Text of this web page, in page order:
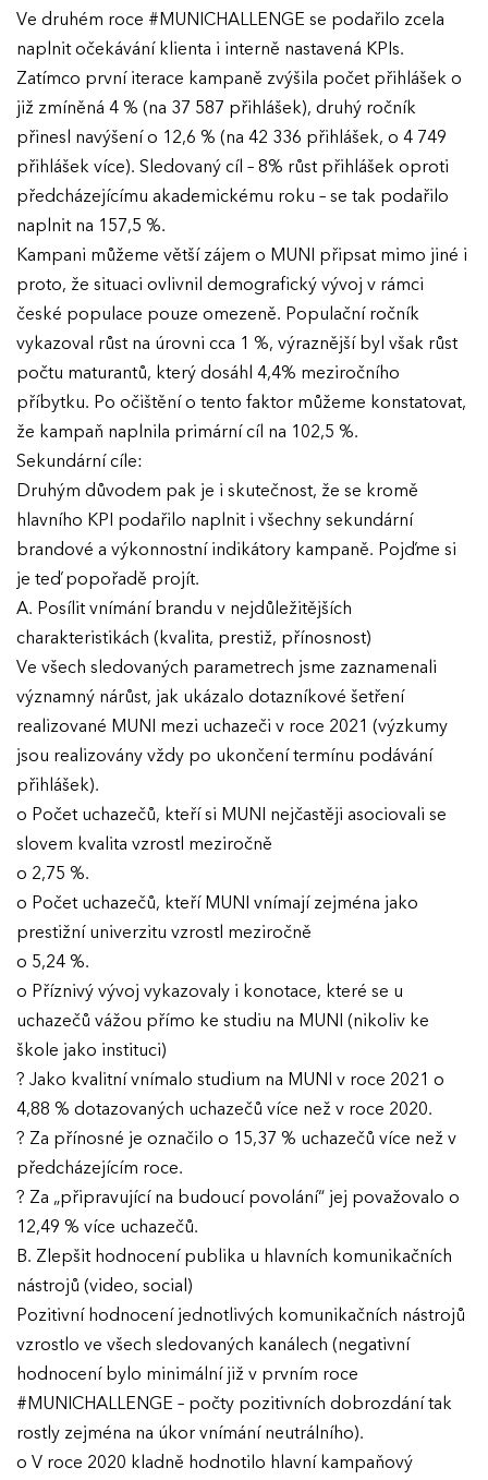
VÝSLEDKY
Ročník 2025
Ročník 2024
Ročník 2023
Ročník 2020
Ročník 2018
Ročník 2017
GALERIE
KONTAKTY
Ve druhém roce #MUNICHALLENGE se podařilo zcela
naplnit očekávání klienta i interně nastavená KPIs.
Zatímco první iterace kampaně zvýšila počet přihlášek o
již zmíněná 4 % (na 37 587 přihlášek), druhý ročník
přinesl navýšení o 12,6 % (na 42 336 přihlášek, o 4 749
přihlášek více). Sledovaný cíl – 8% růst přihlášek oproti
předcházejícímu akademickému roku – se tak podařilo
naplnit na 157,5 %.
Kampani můžeme větší zájem o MUNI připsat mimo jiné i
proto, že situaci ovlivnil demografický vývoj v rámci
české populace pouze omezeně. Populační ročník
vykazoval růst na úrovni cca 1 %, výraznější byl však růst
počtu maturantů, který dosáhl 4,4% meziročního
příbytku. Po očištění o tento faktor můžeme konstatovat,
že kampaň naplnila primární cíl na 102,5 %.
Sekundární cíle:
Druhým důvodem pak je i skutečnost, že se kromě
hlavního KPI podařilo naplnit i všechny sekundární
brandové a výkonnostní indikátory kampaně. Pojďme si
je teď popořadě projít.
A. Posílit vnímání brandu v nejdůležitějších
charakteristikách (kvalita, prestiž, přínosnost)
Ve všech sledovaných parametrech jsme zaznamenali
významný nárůst, jak ukázalo dotazníkové šetření
realizované MUNI mezi uchazeči v roce 2021 (výzkumy
jsou realizovány vždy po ukončení termínu podávání
přihlášek).
o Počet uchazečů, kteří si MUNI nejčastěji asociovali se
slovem kvalita vzrostl meziročně
o 2,75 %.
o Počet uchazečů, kteří MUNI vnímají zejména jako
prestižní univerzitu vzrostl meziročně
o 5,24 %.
o Příznivý vývoj vykazovaly i konotace, které se u
uchazečů vážou přímo ke studiu na MUNI (nikoliv ke
škole jako instituci)
? Jako kvalitní vnímalo studium na MUNI v roce 2021 o
4,88 % dotazovaných uchazečů více než v roce 2020.
? Za přínosné je označilo o 15,37 % uchazečů více než v
předcházejícím roce.
? Za „připravující na budoucí povolání“ jej považovalo o
12,49 % více uchazečů.
B. Zlepšit hodnocení publika u hlavních komunikačních
nástrojů (video, social)
Pozitivní hodnocení jednotlivých komunikačních nástrojů
vzrostlo ve všech sledovaných kanálech (negativní
hodnocení bylo minimální již v prvním roce
#MUNICHALLENGE – počty pozitivních dobrozdání tak
rostly zejména na úkor vnímání neutrálního).
o V roce 2020 kladně hodnotilo hlavní kampaňový